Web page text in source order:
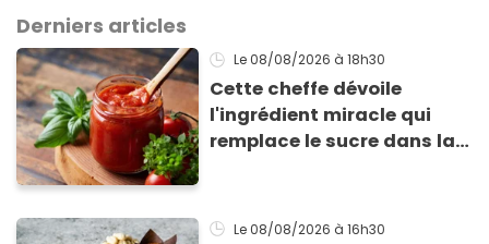
Derniers articles
Le 08/08/2026 à 18h30
Cette cheffe dévoile
l'ingrédient miracle qui
remplace le sucre dans la
Le 08/08/2026 à 16h30